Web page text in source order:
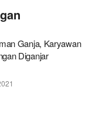
Ganja, Karyawan
Diganjar